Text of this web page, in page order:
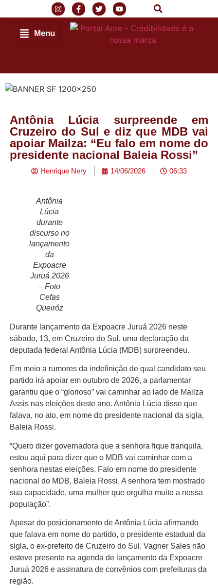
Menu
Início
Últimas
Notícias
Agenda
Cultural
Política
Economia
Atos Oficiais
Atualidades
Blogs e
Colunas
Especiais
Gastronomia
TV Portal
Sobre o
Portal Acre
Expediente
Política de
privacidade
Antônia Lúcia surpreende em
Cruzeiro do Sul e diz que MDB vai
apoiar Mailza: “Eu falo em nome do
presidente nacional Baleia Rossi”
Henrique Nery 14/06/2026 06:33
Antônia
Lúcia
durante
discurso no
lançamento
da
Expoacre
Juruá 2026
– Foto
Cefas
Queiróz
Durante lançamento da Expoacre Juruá 2026 neste
sábado, 13, em Cruzeiro do Sul, uma declaração da
deputada federal Antônia Lúcia (MDB) surpreendeu.
Em meio a rumores da indefinição de qual candidato seu
partido irá apoiar em outubro de 2026, a parlamentar
garantiu que o “glorioso” vai caminhar ao lado de Mailza
Assis nas eleições deste ano. Antônia Lúcia disse que
falava, no ato, em nome do presidente nacional da sigla,
Baleia Rossi.
“Quero dizer governadora que a senhora fique tranquila,
estou aqui para dizer que o MDB vai caminhar com a
senhora nestas eleições. Falo em nome do presidente
nacional do MDB, Baleia Rossi. A senhora tem mostrado
sua capacidade, uma mulher que orgulha muito a nossa
população”.
Apesar do posicionamento de Antônia Lúcia afirmando
que falava em nome do partido, o presidente estadual da
sigla, o ex-prefeito de Cruzeiro do Sul, Vagner Sales não
esteve presente na agenda de lançamento da Expoacre
Juruá 2026 e assinatura de convênios com prefeituras da
região.